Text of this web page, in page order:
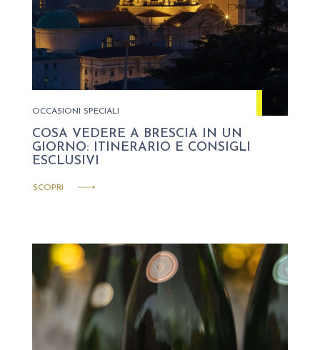
OCCASIONI SPECIALI
COSA VEDERE A BRESCIA IN UN
GIORNO: ITINERARIO E CONSIGLI
ESCLUSIVI
SCOPRI